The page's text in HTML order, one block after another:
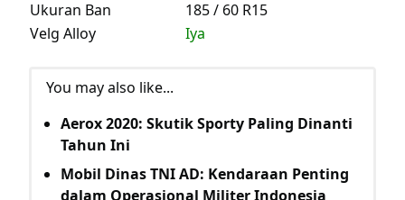
Ukuran Ban
185 / 60 R15
Velg Alloy
Iya
You may also like...
Aerox 2020: Skutik Sporty Paling Dinanti
Tahun Ini
Mobil Dinas TNI AD: Kendaraan Penting
dalam Operasional Militer Indonesia